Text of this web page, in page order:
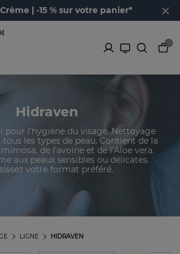
| -15 % sur votre panier*
0
Hidraven
pour l'hygiène du visage. Nettoyage
les types de peau. Contient de la
de l’avoine et de l’Aloe vera.
aux peaux sensibles ou délicates.
votre format préféré.
HIDRAVEN
LIGNE